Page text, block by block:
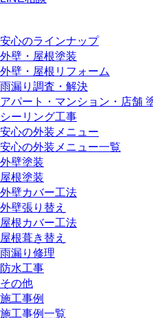
安心のラインナップ
外壁・屋根塗装
外壁・屋根リフォーム
雨漏り調査・解決
アパート・マンション・店舗
シーリング工事
安心の外装メニュー
安心の外装メニュー一覧
外壁塗装
屋根塗装
外壁カバー工法
外壁張り替え
屋根カバー工法
屋根葺き替え
雨漏り修理
防水工事
その他
施工事例
施工事例一覧